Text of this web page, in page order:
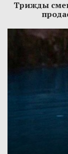
Трижды